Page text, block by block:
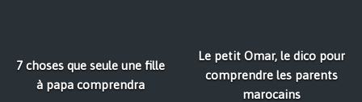
7 choses que seule une fille
à papa comprendra
Le petit Omar, le dico pour
comprendre les parents
marocains